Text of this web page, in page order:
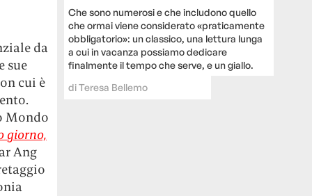
da
sue
cui è
Mondo
giorno,
Ang
Che sono numerosi e che includono quello
che ormai viene considerato «praticamente
obbligatorio»: un classico, una lettura lunga
a cui in vacanza possiamo dedicare
finalmente il tempo che serve, e un giallo.
diTeresa Bellemo